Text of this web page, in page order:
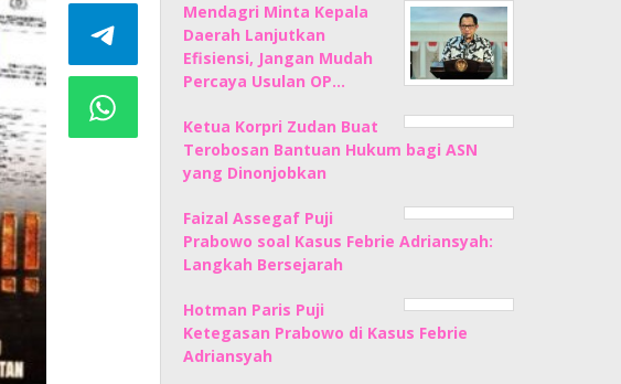
Mendagri Minta Kepala
Daerah Lanjutkan
Efisiensi, Jangan Mudah
Percaya Usulan OP…
Ketua Korpri Zudan Buat
Terobosan Bantuan Hukum bagi ASN
yang Dinonjobkan
Faizal Assegaf Puji
Prabowo soal Kasus Febrie Adriansyah:
Langkah Bersejarah
Hotman Paris Puji
Ketegasan Prabowo di Kasus Febrie
Adriansyah